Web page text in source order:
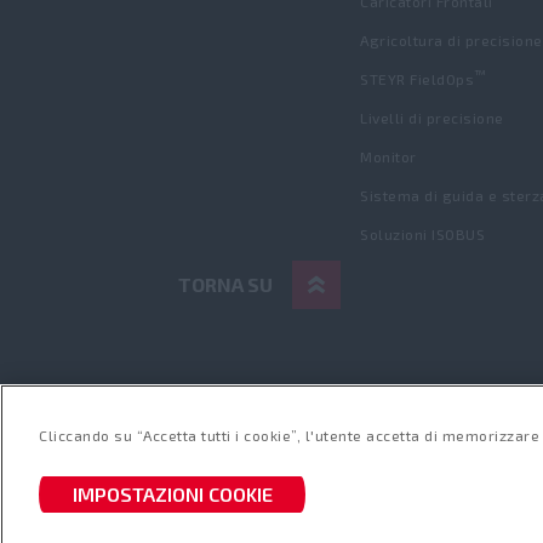
Agricoltura di precisione
STEYR FieldOps ™
Livelli di precisione
Monitor
Sistema di guida e
Soluzioni ISOBUS
TORNA SU
affiliate.
Cliccando su “Accetta tutti i cookie”, l'utente accetta di
IMPOSTAZIONI COOKIE